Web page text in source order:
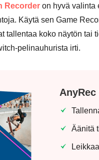
Recorder on hyvä valinta
Käytä sen Game
tallentaa koko näytön tai
pelinauhurista irti.
Äänitä